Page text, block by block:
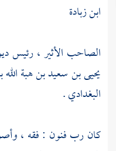
ابن زبادة
الصاحب الأثير ، رئيس
يحيى بن سعيد بن هبة
البغدادي .
كان رب فنون : فقه ،